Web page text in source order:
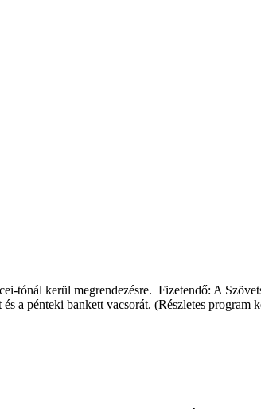
tónál kerül megrendezésre. Fizetendő: A
a pénteki bankett vacsorát. (Részletes